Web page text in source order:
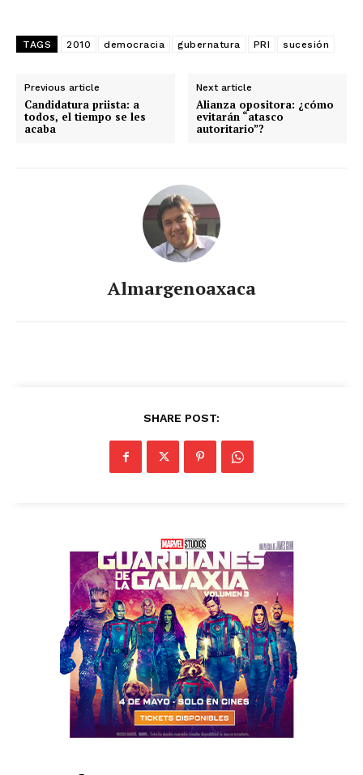
TAGS 2010 democracia gubernatura PRI sucesión
Previous article
Candidatura priista: a
todos, el tiempo se les
acaba
Next article
Alianza opositora: ¿cómo
evitarán “atasco
autoritario”?
Almargenoaxaca
SHARE POST: